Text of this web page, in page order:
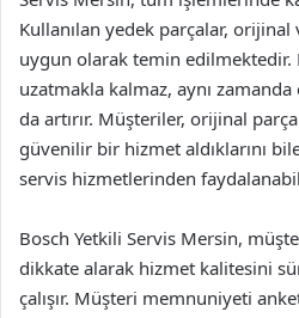
Kullanılan yedek parçalar, orijinal
uygun olarak temin edilmektedir.
uzatmakla kalmaz, aynı zamanda
da artırır. Müşteriler, orijinal
güvenilir bir hizmet aldıklarını
servis hizmetlerinden
Bosch Yetkili Servis Mersin,
dikkate alarak hizmet kalitesini
çalışır. Müşteri memnuniyeti